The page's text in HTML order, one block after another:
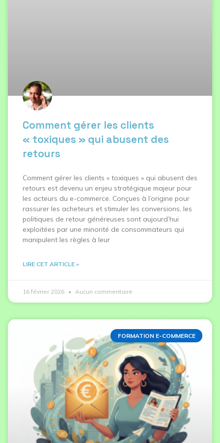
Comment gérer les clients
« toxiques » qui abusent des
retours
Comment gérer les clients « toxiques » qui abusent des
retours est devenu un enjeu stratégique majeur pour
les acteurs du e-commerce. Conçues à l’origine pour
rassurer les acheteurs et stimuler les conversions, les
politiques de retour généreuses sont aujourd’hui
exploitées par une minorité de consommateurs qui
manipulent les règles à leur
LIRE CET ARTICLE »
16 février 2026 Aucun commentaire
FORMATION E-COMMERCE